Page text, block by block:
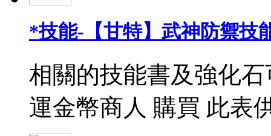
*技能-【甘特】武神防禦技
相關的技能書及強化
運金幣商人 購買 此表